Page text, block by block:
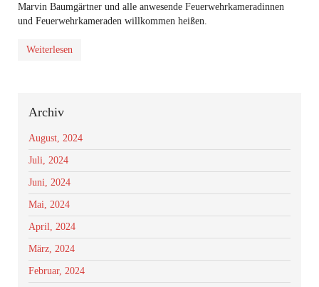
Marvin Baumgärtner und alle anwesende Feuerwehrkameradinnen
und Feuerwehrkameraden willkommen heißen.
Weiterlesen
Archiv
August, 2024
Juli, 2024
Juni, 2024
Mai, 2024
April, 2024
März, 2024
Februar, 2024